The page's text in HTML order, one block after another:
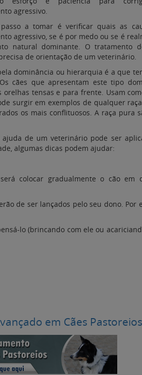
agressivo.
a tomar é verificar quais as
agressivo, se é por medo ou se é
natural dominante. O tratamento
de orientação de um veterinário.
dominância ou hierarquia é a que
cães que apresentam este tipo
tensas e para frente. Usam
surgir em exemplos de qualquer
os mais conflituosos. A raça pura
de um veterinário pode ser
algumas dicas podem ajudar:
colocar gradualmente o cão em
de ser lançados pelo seu dono. Por
lo (brincando com ele ou
em Cães Pastoreios